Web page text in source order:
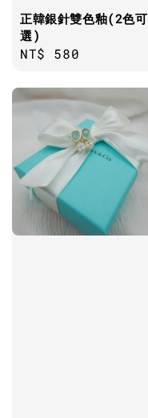
正韓銀針雙色釉(2色可
選)
Regular
NT$ 580